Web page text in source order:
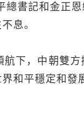
記和金正恩
息。
，中朝雙方
和平穩定和發